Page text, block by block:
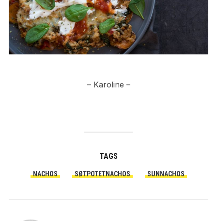
– Karoline –
TAGS
NACHOS SØTPOTETNACHOS SUNNACHOS